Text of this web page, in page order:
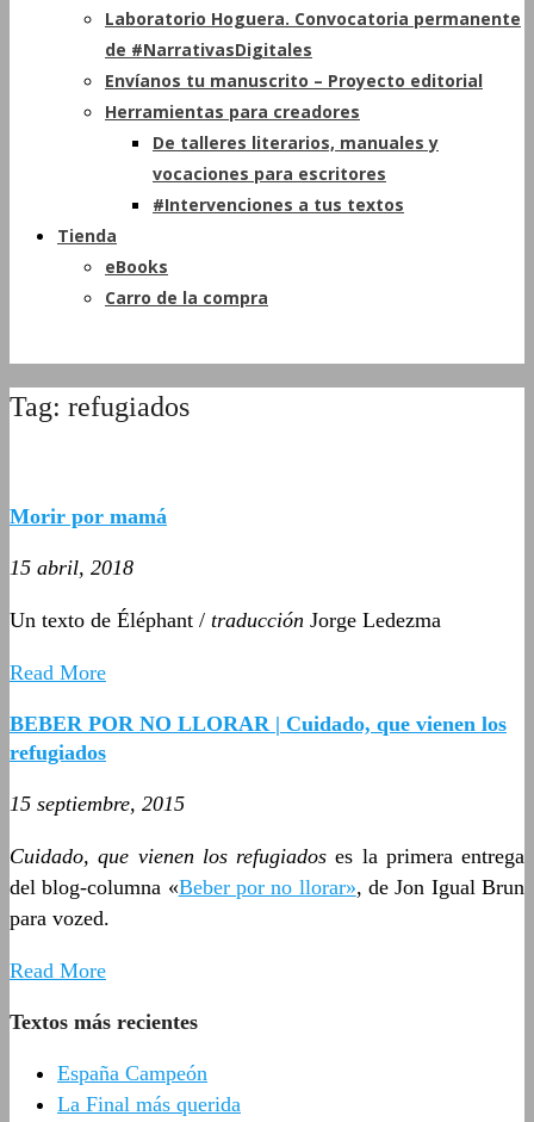
Laboratorio Hoguera. Convocatoria permanente
de #NarrativasDigitales
Envíanos tu manuscrito – Proyecto editorial
Herramientas para creadores
De talleres literarios, manuales y
vocaciones para escritores
#Intervenciones a tus textos
Tienda
eBooks
Carro de la compra
Tag: refugiados
Morir por mamá
15 abril, 2018
Un texto de Éléphant / traducción Jorge Ledezma
Read More
BEBER POR NO LLORAR | Cuidado, que vienen los
refugiados
15 septiembre, 2015
Cuidado, que vienen los refugiados es la primera entrega
del blog-columna «Beber por no llorar», de Jon Igual Brun
para vozed.
Read More
Textos más recientes
España Campeón
La Final más querida